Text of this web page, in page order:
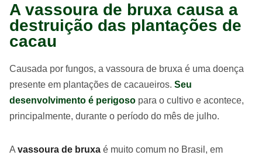
A vassoura de bruxa causa a
destruição das plantações de
cacau
Causada por fungos, a vassoura de bruxa é uma doença
presente em plantações de cacaueiros. Seu
desenvolvimento é perigoso para o cultivo e acontece,
principalmente, durante o período do mês de julho.
A vassoura de bruxa é muito comum no Brasil, em